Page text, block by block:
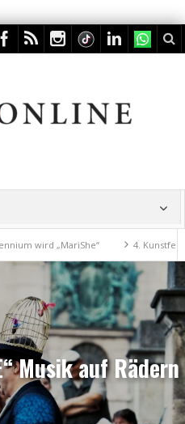
wird „MariShe“ 4. Kunstfest
Musik auf Rädern